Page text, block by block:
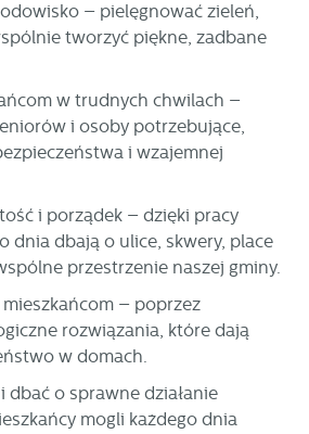
– pielęgnować zieleń,
tworzyć piękne, zadbane
w trudnych chwilach –
i osoby potrzebujące,
i wzajemnej
i porządek – dzięki pracy
dnia dbają o ulice, skwery, place
przestrzenie naszej gminy.
– poprzez
rozwiązania, które dają
w domach.
dbać o sprawne działanie
mogli każdego dnia